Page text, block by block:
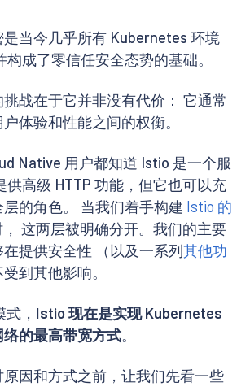
当今几乎所有 Kubernetes 环境
成了零信任安全态势的基础。
战在于它并非没有代价： 它通常
体验和性能之间的权衡。
Native 用户都知道 Istio 是一个服
供高级 HTTP 功能，但它也可以充
的角色。 当我们着手构建 Istio 的
， 这两层被明确分开。我们的主要
提供安全性 （以及一系列其他功
到其他影响。
， Istio 现在是实现 Kubernetes
的最高带宽方式。
因和方式之前，让我们先看一些